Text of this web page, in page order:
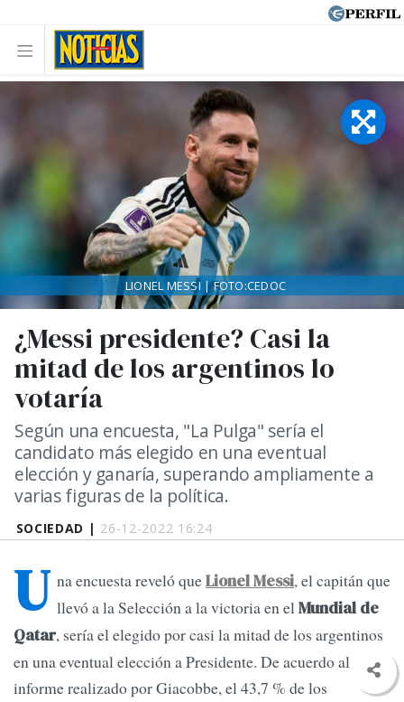
SOCIEDAD | 26-12-2022 16:24
¿Messi presidente? Casi la
mitad de los argentinos lo
votaría
Según una encuesta, "La Pulga" sería el
candidato más elegido en una eventual
elección y ganaría, superando ampliamente a
varias figuras de la política.
LIONEL MESSI | FOTO:CEDOC
U na encuesta reveló queLionel Messi, el capitán que
llevó a la Selección a la victoria en elMundial de
Qatar, sería el elegido por casi la mitad de los argentinos
en una eventual elección a Presidente. De acuerdo al
informe realizado por Giacobbe, el 43,7 % de los